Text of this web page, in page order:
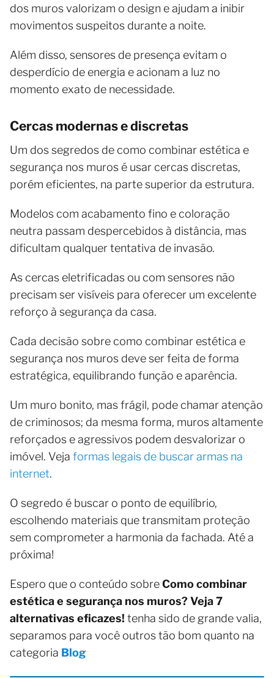
dos muros valorizam o design e ajudam a inibir
movimentos suspeitos durante a noite.
Além disso, sensores de presença evitam o
desperdício de energia e acionam a luz no
momento exato de necessidade.
Cercas modernas e discretas
Um dos segredos de como combinar estética e
segurança nos muros é usar cercas discretas,
porém eficientes, na parte superior da estrutura.
Modelos com acabamento fino e coloração
neutra passam despercebidos à distância, mas
dificultam qualquer tentativa de invasão.
As cercas eletrificadas ou com sensores não
precisam ser visíveis para oferecer um excelente
reforço à segurança da casa.
Cada decisão sobre como combinar estética e
segurança nos muros deve ser feita de forma
estratégica, equilibrando função e aparência.
Um muro bonito, mas frágil, pode chamar atenção
de criminosos; da mesma forma, muros altamente
reforçados e agressivos podem desvalorizar o
imóvel. Veja formas legais de buscar armas na
internet.
O segredo é buscar o ponto de equilíbrio,
escolhendo materiais que transmitam proteção
sem comprometer a harmonia da fachada. Até a
próxima!
Espero que o conteúdo sobreComo combinar
estética e segurança nos muros? Veja 7
alternativas eficazes! tenha sido de grande valia,
separamos para você outros tão bom quanto na
categoria Blog